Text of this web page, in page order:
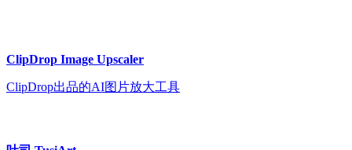
ClipDrop Image Upscaler
ClipDrop出品的AI图片放大工具